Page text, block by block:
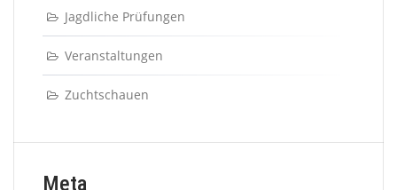
Jagdliche Prüfungen
Veranstaltungen
Zuchtschauen
Meta